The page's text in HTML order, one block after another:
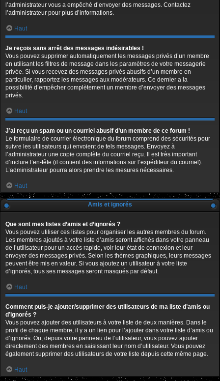
l’administrateur vous a empêché d’envoyer des messages. Contactez
l’administrateur pour plus d’informations.
Haut
Je reçois sans arrêt des messages indésirables !
Vous pouvez supprimer automatiquement les messages privés d’un membre
en utilisant les filtres de message dans les paramètres de votre messagerie
privée. Si vous recevez des messages privés abusifs d’un membre en
particulier, rapportez les messages aux modérateurs. Ce dernier a la
possibilité d’empêcher complètement un membre d’envoyer des messages
privés.
Haut
J’ai reçu un spam ou un courriel abusif d’un membre de ce forum !
Le formulaire de courrier électronique du forum comprend des sécurités pour
suivre les utilisateurs qui envoient de tels messages. Envoyez à
l’administrateur une copie complète du courriel reçu. Il est très important
d’inclure l’en-tête (il contient des informations sur l’expéditeur du courriel).
L’administrateur pourra alors prendre les mesures nécessaires.
Haut
Amis et ignorés
Que sont mes listes d’amis et d’ignorés ?
Vous pouvez utiliser ces listes pour organiser les autres membres du forum.
Les membres ajoutés à votre liste d’amis seront affichés dans votre panneau
de l’utilisateur pour un accès rapide, voir leur état de connexion et leur
envoyer des messages privés. Selon les thèmes graphiques, leurs messages
peuvent être mis en valeur. Si vous ajoutez un utilisateur à votre liste
d’ignorés, tous ses messages seront masqués par défaut.
Haut
Comment puis-je ajouter/supprimer des utilisateurs de ma liste d’amis ou
d’ignorés ?
Vous pouvez ajouter des utilisateurs à votre liste de deux manières. Dans le
profil de chaque membre, il y a un lien pour l’ajouter dans votre liste d’amis ou
d’ignorés. Ou, depuis votre panneau de l’utilisateur, vous pouvez ajouter
directement des membres en saisissant leur nom d’utilisateur. Vous pouvez
également supprimer des utilisateurs de votre liste depuis cette même page.
Haut